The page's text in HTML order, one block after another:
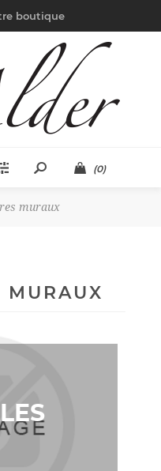
boutique
(0)
muraux
MURAUX